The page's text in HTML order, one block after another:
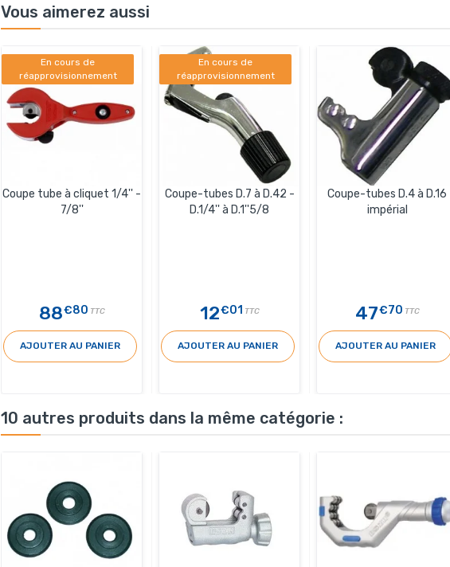
Vous aimerez aussi
En cours de
réapprovisionnement
Coupe tube à cliquet 1/4'' -
7/8''
88€80 TTC
AJOUTER AU PANIER
En cours de
réapprovisionnement
Coupe-tubes D.7 à D.42 -
D.1/4'' à D.1''5/8
12€01 TTC
AJOUTER AU PANIER
Coupe-tubes D.4 à D.16
impérial
47€70 TTC
AJOUTER AU PANIER
10 autres produits dans la même catégorie :